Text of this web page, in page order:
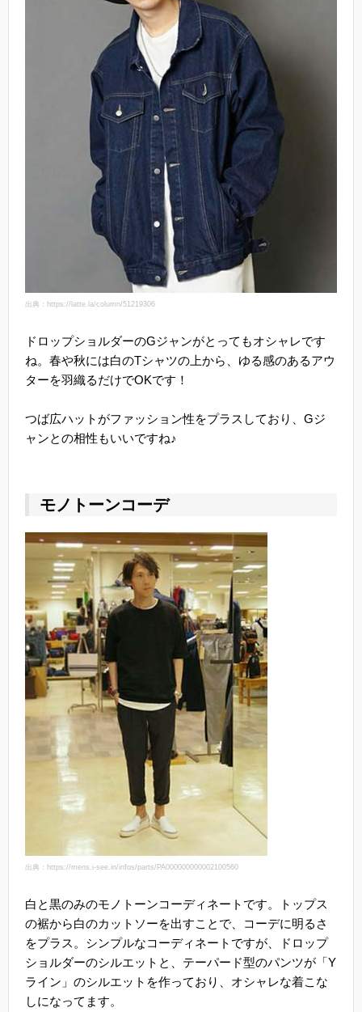
出典：https://latte.la/column/51219306
ドロップショルダーのGジャンがとってもオシャレです
ね。春や秋には白のTシャツの上から、ゆる感のあるアウ
ターを羽織るだけでOKです！
つば広ハットがファッション性をプラスしており、Gジ
ャンとの相性もいいですね♪
モノトーンコーデ
出典：https://mens.i-see.in/infos/parts/PA000000000002100560
白と黒のみのモノトーンコーディネートです。トップス
の裾から白のカットソーを出すことで、コーデに明るさ
をプラス。シンプルなコーディネートですが、ドロップ
ショルダーのシルエットと、テーパード型のパンツが「Y
ライン」のシルエットを作っており、オシャレな着こな
しになってます。